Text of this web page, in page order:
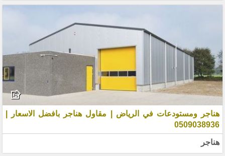
هناجر ومستودعات في الرياض | مقاول هناجر بافضل الاسعار |
0509038936
هناجر